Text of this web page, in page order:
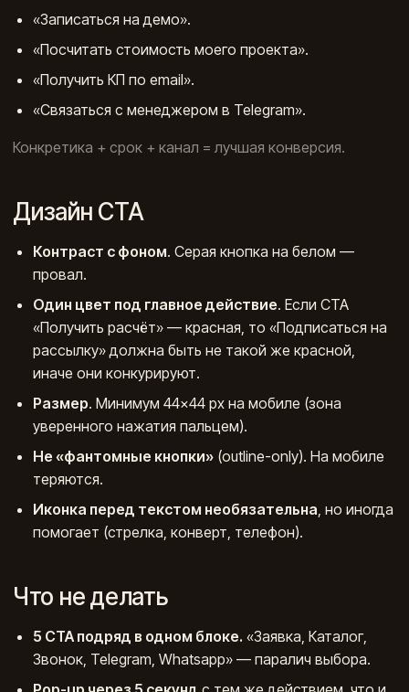
«Записаться на демо».
«Посчитать стоимость моего проекта».
«Получить КП по email».
«Связаться с менеджером в Telegram».
Конкретика + срок + канал = лучшая конверсия.
Дизайн CTA
Контраст с фоном. Серая кнопка на белом —
провал.
Один цвет под главное действие. Если CTA
«Получить расчёт» — красная, то «Подписаться на
рассылку» должна быть не такой же красной,
иначе они конкурируют.
Размер. Минимум 44×44 px на мобиле (зона
уверенного нажатия пальцем).
Не «фантомные кнопки» (outline-only). На мобиле
теряются.
Иконка перед текстом необязательна , но иногда
помогает (стрелка, конверт, телефон).
Что не делать
5 CTA подряд в одном блоке. «Заявка, Каталог,
Звонок, Telegram, Whatsapp» — паралич выбора.